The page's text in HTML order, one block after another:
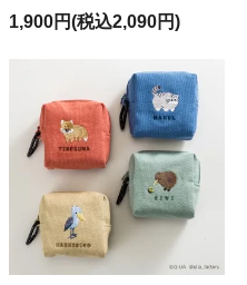
1,900円(税込2,090円)